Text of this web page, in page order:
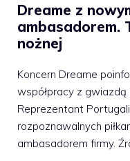
Dreame z
ambasadorem.
nożnej
Koncern Dreame
współpracy z gwiazdą
Reprezentant
rozpoznawalnych
ambasadorem firmy.